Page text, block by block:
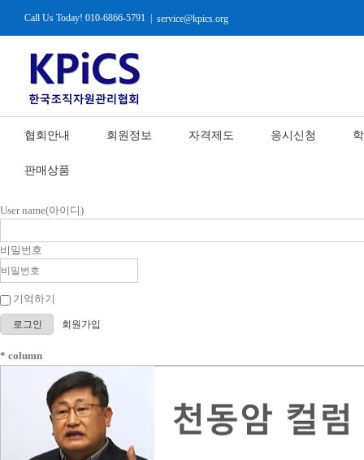
Call Us Today! 010-6866-5791 | service@kpics.org
협회안내 회원정보 자격제도 응시신청
판매상품
User name(아이디)
비밀번호
기억하기
로그인 회원가입
* column